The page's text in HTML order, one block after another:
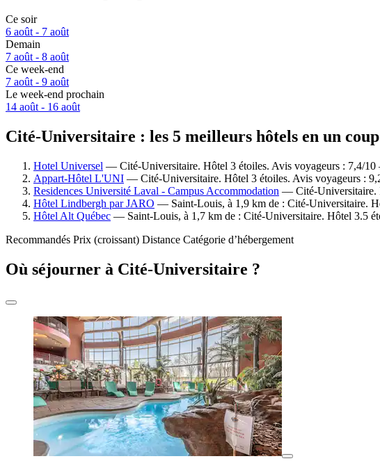
Ce soir
6 août - 7 août
Demain
7 août - 8 août
Ce week-end
7 août - 9 août
Le week-end prochain
14 août - 16 août
Cité-Universitaire : les 5 meilleurs hôtels en un
Hotel Universel — Cité-Universitaire. Hôtel 3 étoiles. Avis voyageurs : 7,4/
Appart-Hôtel L'UNI — Cité-Universitaire. Hôtel 3 étoiles. Avis voyageurs :
Residences Université Laval - Campus Accommodation — Cité-Universitaire.
Hôtel Lindbergh par JARO — Saint-Louis, à 1,9 km de : Cité-Universitaire.
Hôtel Alt Québec — Saint-Louis, à 1,7 km de : Cité-Universitaire. Hôtel 3.5
Recommandés Prix (croissant) Distance Catégorie d’hébergement
Où séjourner à Cité-Universitaire ?